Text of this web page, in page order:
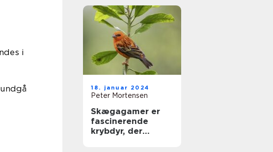
i
18. januar 2024
Peter Mortensen
Skægagamer er
fascinerende
krybdyr, der